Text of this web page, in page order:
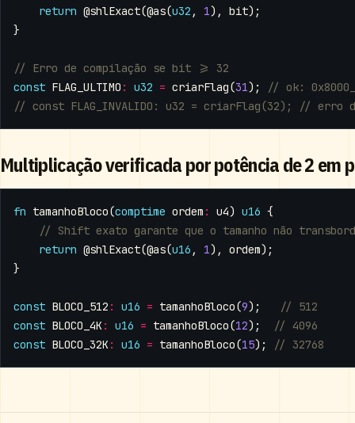
return @shlExact(@as(u32 , 1), bit);
}
const FLAG_ULTIMO : u32 = criarFlag(31);
Multiplicação verificada por potência de 2 em
fn tamanhoBloco(comptime ordem : u4) u16 {
return @shlExact(@as(u16 , 1), ordem);
}
const BLOCO_512 : u16 = tamanhoBloco(9);
const BLOCO_4K: u16 = tamanhoBloco(12);
const BLOCO_32K: u16 = tamanhoBloco(15);